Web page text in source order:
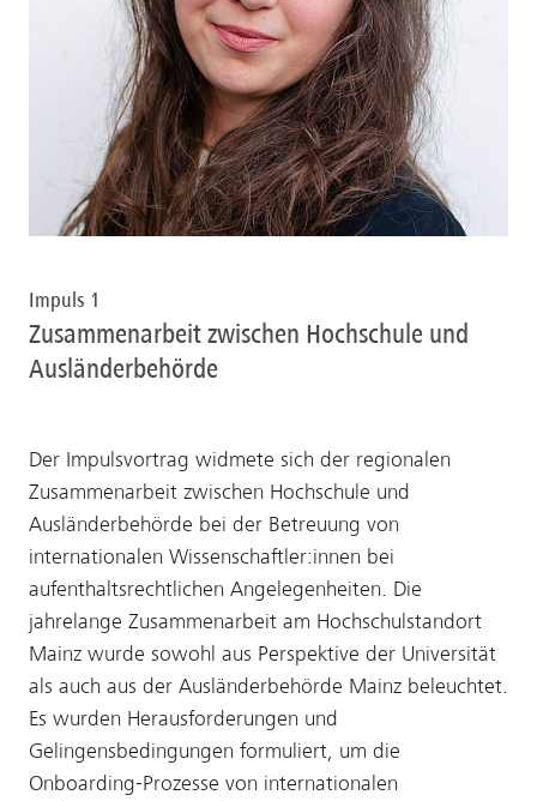
Impuls 1
Zusammenarbeit zwischen Hochschule und
Ausländerbehörde
Der Impulsvortrag widmete sich der regionalen
Zusammenarbeit zwischen Hochschule und
Ausländerbehörde bei der Betreuung von
internationalen Wissenschaftler:innen bei
aufenthaltsrechtlichen Angelegenheiten. Die
jahrelange Zusammenarbeit am Hochschulstandort
Mainz wurde sowohl aus Perspektive der Universität
als auch aus der Ausländerbehörde Mainz beleuchtet.
Es wurden Herausforderungen und
Gelingensbedingungen formuliert, um die
Onboarding-Prozesse von internationalen